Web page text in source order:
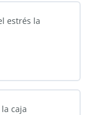
principales
estrés la
caja